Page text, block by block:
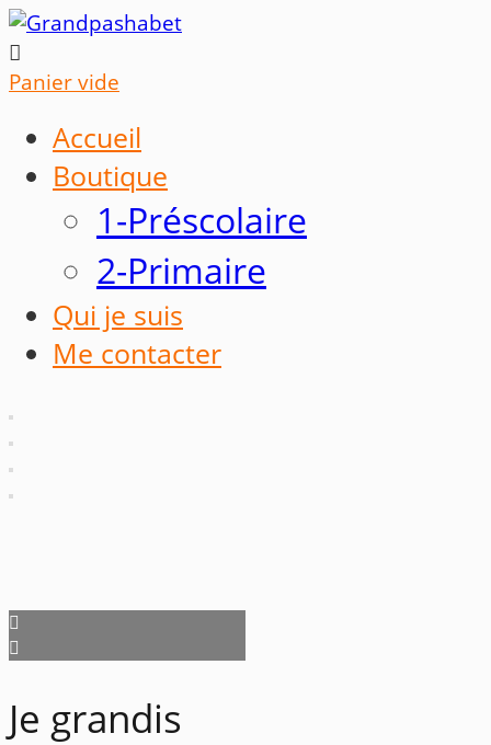

Panier vide
Accueil
Boutique
1-Préscolaire
2-Primaire
Qui je suis
Me contacter
Je grandis